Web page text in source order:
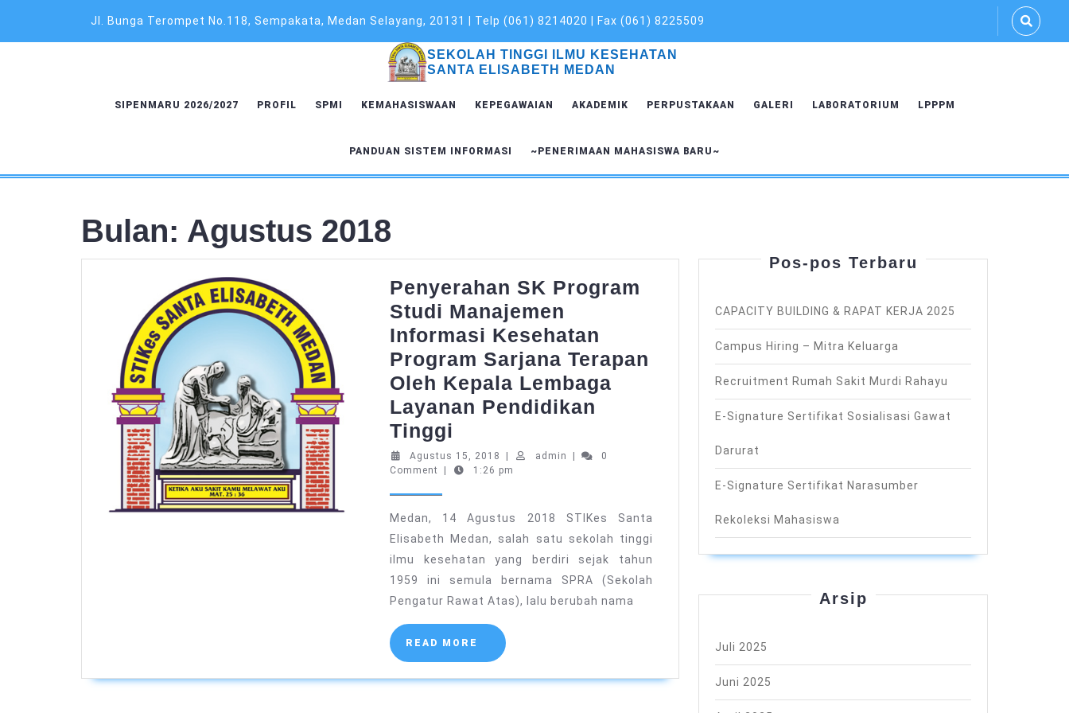
content
Jl. Bunga Terompet No.118, Sempakata, Medan Selayang, 20131 | Telp (061) 8214020 | Fax (061) 8225509
SEKOLAH TINGGI ILMU KESEHATAN
SANTA ELISABETH MEDAN
SIPENMARU 2026/2027 PROFIL SPMI KEMAHASISWAAN KEPEGAWAIAN AKADEMIK PERPUSTAKAAN GALERI LABORATORIUM LPPPM
PANDUAN SISTEM INFORMASI ~PENERIMAAN MAHASISWA BARU~
Bulan: Agustus 2018
Penyerahan SK Program
Studi Manajemen
Informasi Kesehatan
Program Sarjana Terapan
Oleh Kepala Lembaga
Layanan Pendidikan
Tinggi
SK
Program
Manajemen
Informasi
Kesehatan
Program
Sarjana
Terapan
Oleh
Agustus 15, 2018 Agustus
15,
admin admin
0
Comment
1:26 pm
Medan, 14 Agustus 2018 STIKes Santa
Elisabeth Medan, salah satu sekolah tinggi
ilmu kesehatan yang berdiri sejak tahun
1959 ini semula bernama SPRA (Sekolah
Pengatur Rawat Atas), lalu berubah nama
READ MORE
READ
MORE
Pos-pos Terbaru
CAPACITY BUILDING & RAPAT KERJA 2025
Campus Hiring – Mitra Keluarga
Recruitment Rumah Sakit Murdi Rahayu
E-Signature Sertifikat Sosialisasi Gawat
Darurat
E-Signature Sertifikat Narasumber
Rekoleksi Mahasiswa
Arsip
Juli 2025
Juni 2025